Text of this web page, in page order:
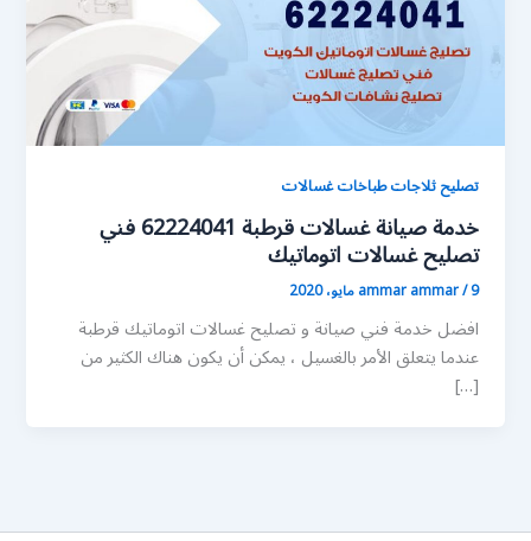
تصليح ثلاجات طباخات غسالات
خدمة صيانة غسالات قرطبة 62224041 فني
تصليح غسالات اتوماتيك
ammar ammar/9 مايو، 2020
افضل خدمة فني صيانة و تصليح غسالات اتوماتيك قرطبة
عندما يتعلق الأمر بالغسيل ، يمكن أن يكون هناك الكثير من
[…]